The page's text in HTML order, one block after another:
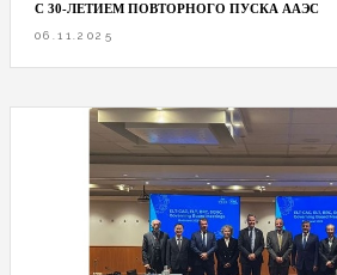
С 30-ЛЕТИЕМ ПОВТОРНОГО ПУСКА ААЭС
06.11.2025